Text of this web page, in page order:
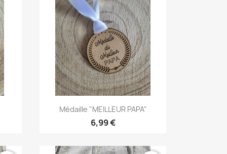
Aperçu rapide
Médaille "MEILLEUR PAPA"
6,99 €